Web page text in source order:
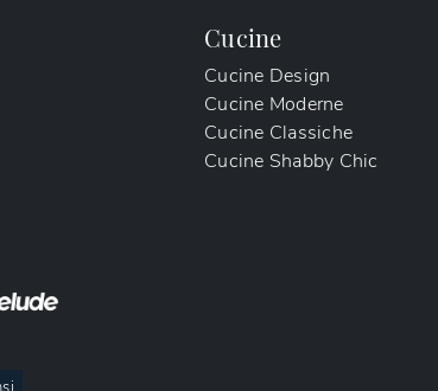
Cucine
Cucine Design
Cucine Moderne
Cucine Classiche
Cucine Shabby Chic